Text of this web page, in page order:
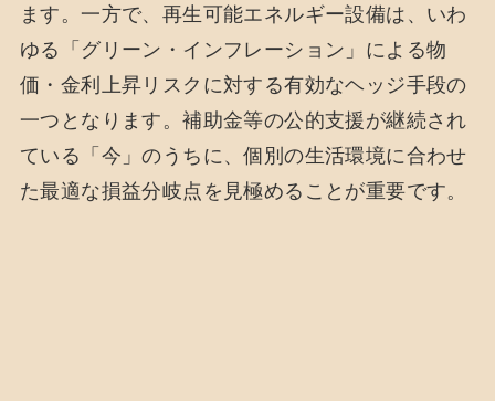
ます。一方で、再生可能エネルギー設備は、いわ
ゆる「グリーン・インフレーション」による物
価・金利上昇リスクに対する有効なヘッジ手段の
一つとなります。補助金等の公的支援が継続され
ている「今」のうちに、個別の生活環境に合わせ
た最適な損益分岐点を見極めることが重要です。